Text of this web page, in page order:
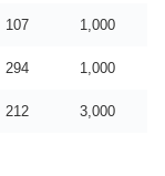
107 1,000
294 1,000
212 3,000